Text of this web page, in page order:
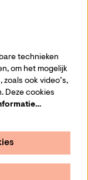
technieken
om het mogelijk
ook video’s,
Deze cookies